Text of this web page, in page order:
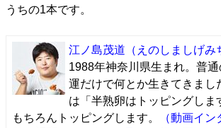
うちの1本です。
江ノ島茂道 （えのしましげみ
1988年神奈川県生まれ。普通
運だけで何とか生きてきまし
は「半熟卵はトッピングしま
もちろんトッピングします。
（動画イン